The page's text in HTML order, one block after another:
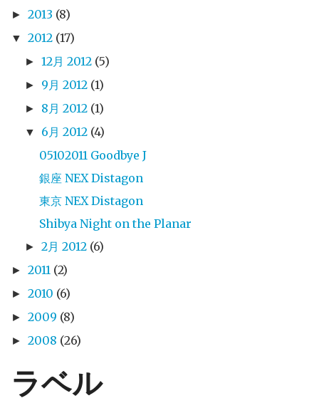
► 2013 (8)
▼ 2012 (17)
►12月 2012 (5)
► 9月 2012 (1)
► 8月 2012 (1)
▼ 6月 2012 (4)
05102011 Goodbye J
銀座 NEX Distagon
東京 NEX Distagon
Shibya Night on the Planar
►2月 2012 (6)
► 2011 (2)
► 2010 (6)
► 2009 (8)
► 2008 (26)
ラベル